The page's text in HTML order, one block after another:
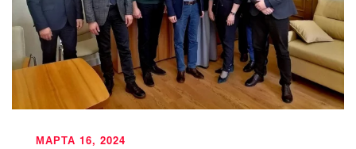
МАРТА 16, 2024